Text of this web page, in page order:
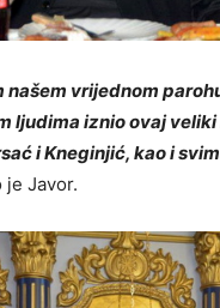
vrijednom
ljudima iznio ovaj
i Kneginjić, kao i
je Javor.